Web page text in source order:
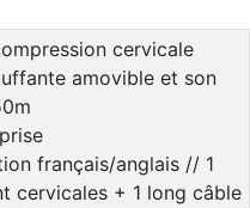
cervicale
amovible et son
français/anglais // 1
cervicales + 1 long câble